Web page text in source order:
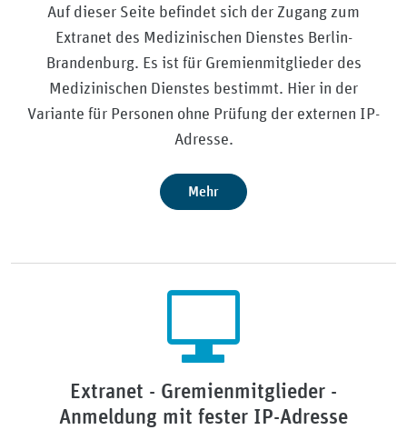
Auf dieser Seite befindet sich der Zugang zum
Extranet des Medizinischen Dienstes Berlin-
Brandenburg. Es ist für Gremienmitglieder des
Medizinischen Dienstes bestimmt. Hier in der
Variante für Personen ohne Prüfung der externen IP-
Adresse.
Mehr
Extranet - Gremienmitglieder -
Anmeldung mit fester IP-Adresse